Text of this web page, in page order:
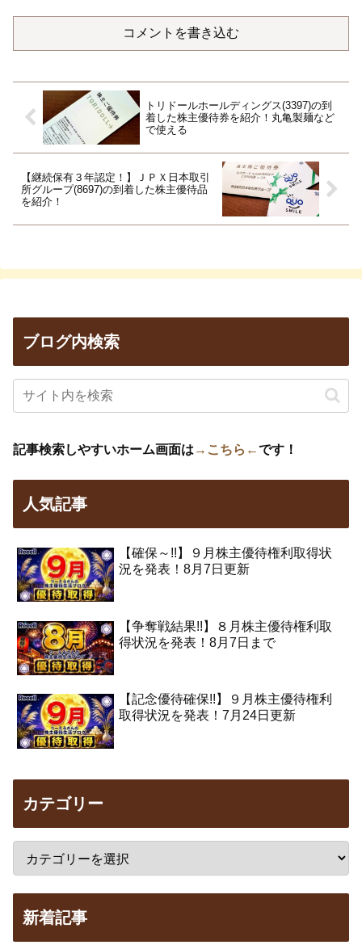
コメントを書き込む
トリドールホールディングス(3397)の到
着した株主優待券を紹介！丸亀製麺など
で使える
【継続保有３年認定！】ＪＰＸ日本取引
所グループ(8697)の到着した株主優待品
を紹介！
ブログ内検索
記事検索しやすいホーム画面は →こちら←です！
人気記事
【確保～!!】９月株主優待権利取得状
況を発表！8月7日更新
【争奪戦結果!!】８月株主優待権利取
得状況を発表！8月7日まで
【記念優待確保!!】９月株主優待権利
取得状況を発表！7月24日更新
カテゴリー
新着記事